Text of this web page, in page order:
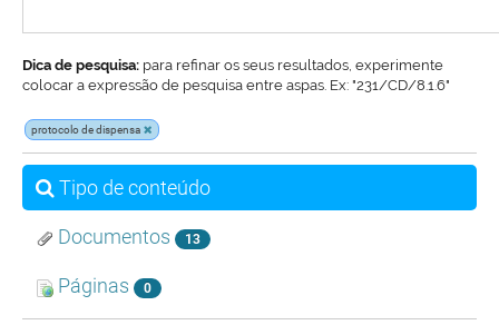
Dica de pesquisa: para refinar os seus resultados, experimente
colocar a expressão de pesquisa entre aspas. Ex: "231/CD/8.1.6"
protocolo de dispensa
Tipo de conteúdo
Documentos 13
Páginas 0